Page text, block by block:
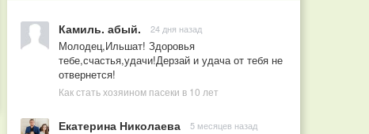
Камиль. абый. 24 дня назад
Молодец,Ильшат! Здоровья
тебе,счастья,удачи!Дерзай и удача от тебя не
отвернется!
Как стать хозяином пасеки в 10 лет
Екатерина Николаева 5 месяцев назад